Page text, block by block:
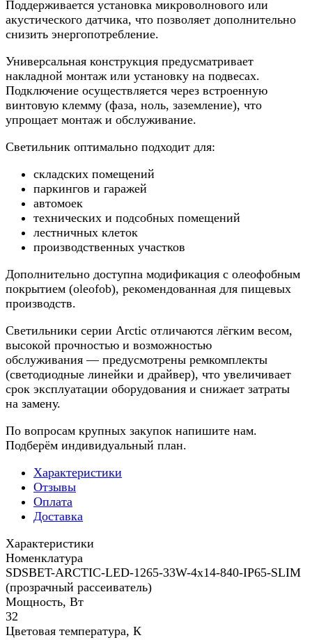
Поддерживается установка микроволнового или
акустического датчика, что позволяет дополнительно
снизить энергопотребление.
Универсальная конструкция предусматривает
накладной монтаж или установку на подвесах.
Подключение осуществляется через встроенную
винтовую клемму (фаза, ноль, заземление), что
упрощает монтаж и обслуживание.
Светильник оптимально подходит для:
складских помещений
паркингов и гаражей
автомоек
технических и подсобных помещений
лестничных клеток
производственных участков
Дополнительно доступна модификация с олеофобным
покрытием (oleofob), рекомендованная для пищевых
производств.
Светильники серии Arctic отличаются лёгким весом,
высокой прочностью и возможностью
обслуживания — предусмотрены ремкомплекты
(светодиодные линейки и драйвер), что увеличивает
срок эксплуатации оборудования и снижает затраты
на замену.
По вопросам крупных закупок напишите нам.
Подберём индивидуальный план.
Характеристики
Отзывы
Оплата
Доставка
Характеристики
Номенклатура
SDSBET-ARCTIC-LED-1265-33W-4x14-840-IP65-SLIM
(прозрачный рассеиватель)
Мощность, Вт
32
Цветовая температура, К